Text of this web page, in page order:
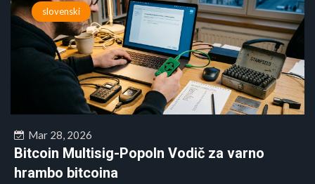
slovenski
Mar 28, 2026
Bitcoin Multisig-Popoln Vodič za varno
hrambo bitcoina